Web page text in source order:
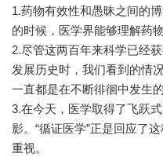
1.药物有效性和愚昧之间的
的时候，医学界能够理解药
2.尽管这两百年来科学已经
发展历史时，我们看到的情
一直都是在不断徘徊中发生
3.在今天，医学取得了飞跃
影。“循证医学”正是回应了
重视。